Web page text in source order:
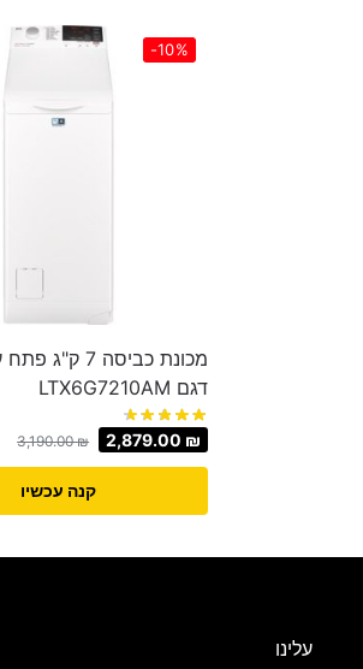
-10%
דגם LTX6G7210AM
3,190.00₪ 2,879.00 ₪
קנה עכשיו
עלינו